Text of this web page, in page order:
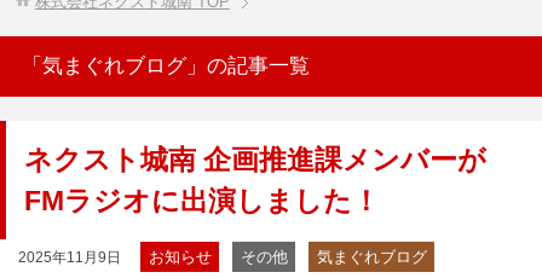
「気まぐれブログ」の記事一覧
ネクスト城南 企画推進課メンバーが
FMラジオに出演しました！
2025年11月9日 お知らせ その他 気まぐれブログ